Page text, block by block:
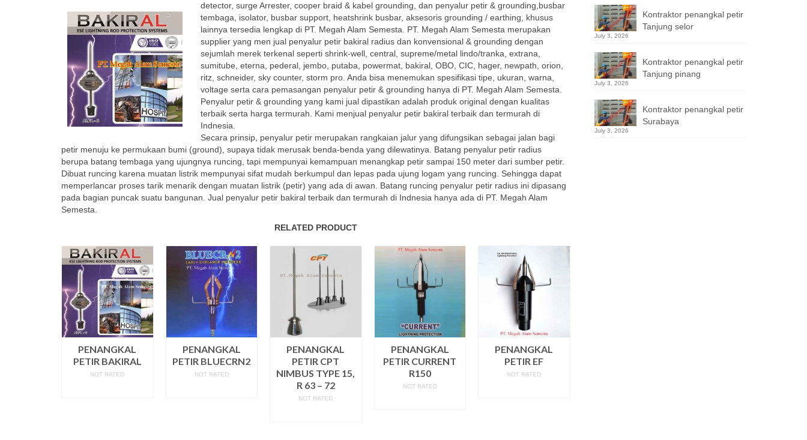
detector, surge Arrester, cooper braid & kabel grounding, dan penyalur petir & grounding,busbar
tembaga, isolator, busbar support, heatshrink busbar, aksesoris grounding / earthing, khusus
lainnya tersedia lengkap di PT. Megah Alam Semesta. PT. Megah Alam Semesta merupakan
supplier yang men jual penyalur petir bakiral radius dan konvensional & grounding dengan
sejumlah merek terkenal seperti shrink-well, central, supreme/metal lindo/tranka, extrana,
sumitube, eterna, pederal, jembo, putaba, powermat, bakiral, OBO, CIC, hager, newpath, orion,
ritz, schneider, sky counter, storm pro. Anda bisa menemukan spesifikasi tipe, ukuran, warna,
voltage serta cara pemasangan penyalur petir & grounding hanya di PT. Megah Alam Semesta.
Penyalur petir & grounding yang kami jual dipastikan adalah produk original dengan kualitas
terbaik serta harga termurah. Kami menjual penyalur petir bakiral terbaik dan termurah di
Indnesia.
Secara prinsip, penyalur petir merupakan rangkaian jalur yang difungsikan sebagai jalan bagi
petir menuju ke permukaan bumi (ground), supaya tidak merusak benda-benda yang dilewatinya. Batang penyalur petir radius
berupa batang tembaga yang ujungnya runcing, tapi mempunyai kemampuan menangkap petir sampai 150 meter dari sumber petir.
Dibuat runcing karena muatan listrik mempunyai sifat mudah berkumpul dan lepas pada ujung logam yang runcing. Sehingga dapat
memperlancar proses tarik menarik dengan muatan listrik (petir) yang ada di awan. Batang runcing penyalur petir radius ini dipasang
pada bagian puncak suatu bangunan. Jual penyalur petir bakiral terbaik dan termurah di Indnesia hanya ada di PT. Megah Alam
Semesta.
RELATED PRODUCT
PENANGKAL
PETIR BAKIRAL
NOT RATED
PENANGKAL
PETIR BLUECRN2
NOT RATED
PENANGKAL
PETIR CPT
NIMBUS TYPE 15,
R 63 – 72
NOT RATED
PENANGKAL
PETIR CURRENT
R150
NOT RATED
PENANGKAL
PETIR EF
NOT RATED
Kontraktor penangkal petir
Tanjung selor
July 3, 2026
Kontraktor penangkal petir
Tanjung pinang
July 3, 2026
Kontraktor penangkal petir
Surabaya
July 3, 2026